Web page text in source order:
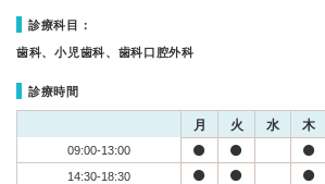
診療科目：
歯科、小児歯科、歯科口腔外科
診療時間
月 火 水 木
09:00-13:00
14:30-18:30